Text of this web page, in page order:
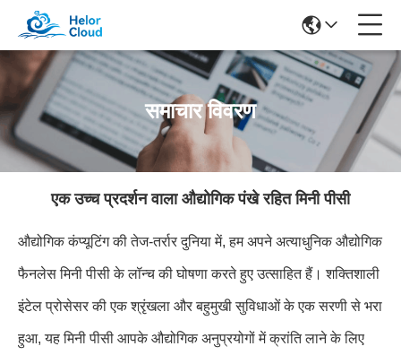
समाचार विवरण
एक उच्च प्रदर्शन वाला औद्योगिक पंखे रहित मिनी पीसी
औद्योगिक कंप्यूटिंग की तेज-तर्रार दुनिया में, हम अपने अत्याधुनिक औद्योगिक
फैनलेस मिनी पीसी के लॉन्च की घोषणा करते हुए उत्साहित हैं। शक्तिशाली
इंटेल प्रोसेसर की एक श्रृंखला और बहुमुखी सुविधाओं के एक सरणी से भरा
हुआ, यह मिनी पीसी आपके औद्योगिक अनुप्रयोगों में क्रांति लाने के लिए